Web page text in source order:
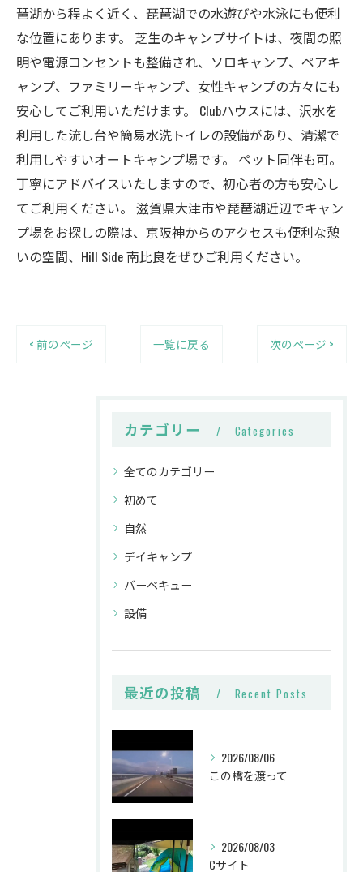
琶湖から程よく近く、琵琶湖での水遊びや水泳にも便利
な位置にあります。 芝生のキャンプサイトは、夜間の照
明や電源コンセントも整備され、ソロキャンプ、ペアキ
ャンプ、ファミリーキャンプ、女性キャンプの方々にも
安心してご利用いただけます。 Clubハウスには、沢水を
利用した流し台や簡易水洗トイレの設備があり、清潔で
利用しやすいオートキャンプ場です。 ペット同伴も可。
丁寧にアドバイスいたしますので、初心者の方も安心し
てご利用ください。 滋賀県大津市や琵琶湖近辺でキャン
プ場をお探しの際は、京阪神からのアクセスも便利な憩
いの空間、Hill Side 南比良をぜひご利用ください。
< 前のページ 一覧に戻る 次のページ >
カテゴリー Categories
全てのカテゴリー
初めて
自然
デイキャンプ
バーベキュー
設備
最近の投稿 Recent Posts
2026/08/06
この橋を渡って
2026/08/03
Cサイト